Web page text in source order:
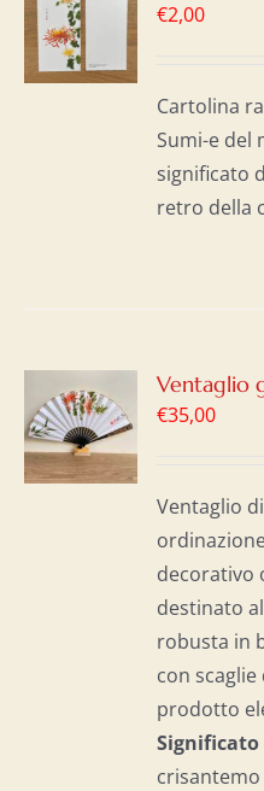
€2,00
Cartolina
Sumi-e del
significato
retro della
Ventaglio
€35,00
Ventaglio
decorativo
destinato
robusta in
con
prodotto
Significato
crisantemo